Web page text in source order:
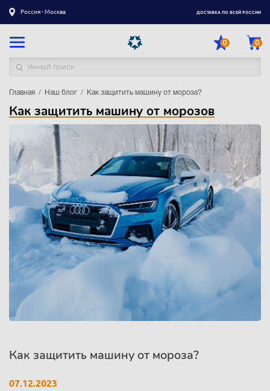
Россия - Москва ДОСТАВКА ПО ВСЕЙ РОССИИ
0 0
Каталог товаров
Оплата
Гарантия
Контакты
Оптовым и корпоративным клиентам
Республика Коми - Сыктывкар
Главная Наш блог Как защитить машину от мороза?
Как защитить машину от морозов
Как защитить машину от мороза?
07.12.2023